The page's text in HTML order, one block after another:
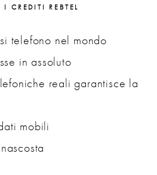
I CREDITI REBTEL
telefono nel mondo
in assoluto
reali garantisce la
mobili